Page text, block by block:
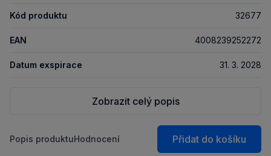
Kód produktu 32677
EAN 4008239252272
Datum exspirace 31. 3. 2028
Zobrazit celý popis
Popis produktuHodnocení Přidat do košíku